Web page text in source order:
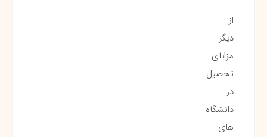
از
دیگر
مزایای
تحصیل
در
دانشگاه
های